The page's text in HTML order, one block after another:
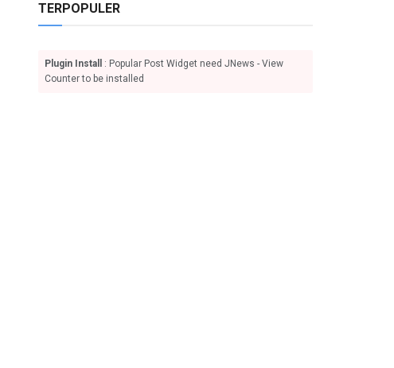
TERPOPULER
Plugin Install
: Popular Post Widget need JNews - View
Counter to be installed